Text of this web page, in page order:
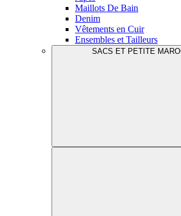
Maillots De Bain
Denim
Vêtements en Cuir
Ensembles et Tailleurs
SACS ET PETITE